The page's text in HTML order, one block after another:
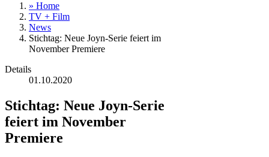
» Home
TV + Film
News
Stichtag: Neue Joyn-Serie feiert im
November Premiere
Details
01.10.2020
Stichtag: Neue Joyn-Serie
feiert im November
Premiere